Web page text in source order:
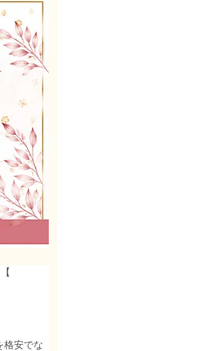
格安でな